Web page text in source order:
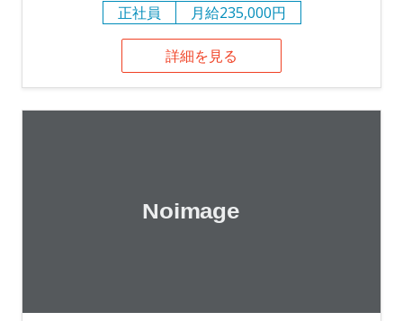
正社員 月給235,000円
詳細を見る